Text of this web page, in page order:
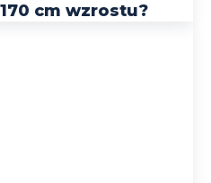
cm wzrostu?